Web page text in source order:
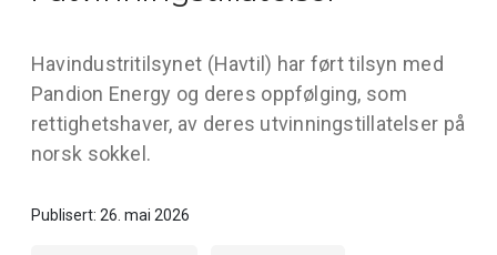
Havindustritilsynet (Havtil) har ført tilsyn med
Pandion Energy og deres oppfølging, som
rettighetshaver, av deres utvinningstillatelser på
norsk sokkel.
Publisert: 26. mai 2026